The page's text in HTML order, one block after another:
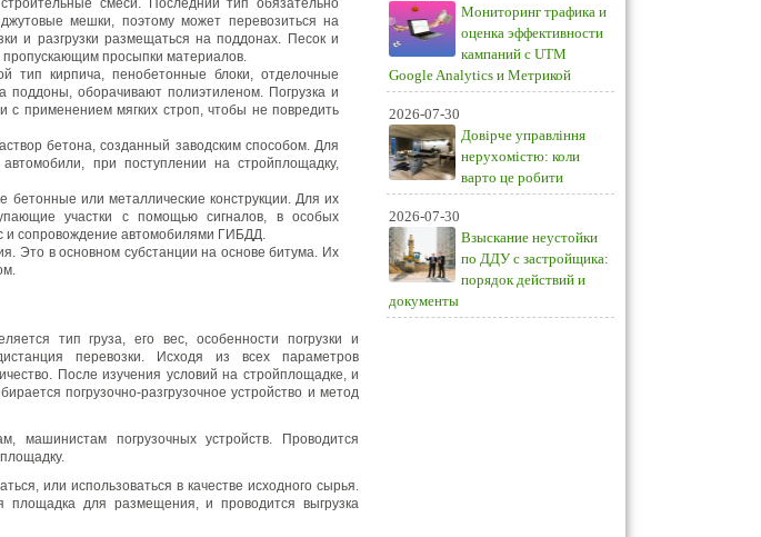
смеси. Последний тип обязательно
мешки, поэтому может перевозиться на
и разгрузки размещаться на поддонах. Песок и
пропускающим просыпки материалов.
тип кирпича, пенобетонные блоки, отделочные
оборачивают полиэтиленом. Погрузка и
с применением мягких строп, чтобы не повредить
бетона, созданный заводским способом. Для
при поступлении на стройплощадку,
бетонные или металлические конструкции. Для их
участки с помощью сигналов, в особых
и сопровождение автомобилями ГИБДД.
Это в основном субстанции на основе битума. Их
тип груза, его вес, особенности погрузки и
перевозки. Исходя из всех параметров
После изучения условий на стройплощадке, и
погрузочно-разгрузочное устройство и метод
машинистам погрузочных устройств. Проводится
или использоваться в качестве исходного сырья.
площадка для размещения, и проводится выгрузка
Мониторинг трафика и
оценка эффективности
кампаний с UTM
Google Analytics и Метрикой
2026-07-30
Довірче управління
нерухомістю: коли
варто це робити
2026-07-30
Взыскание неустойки
по ДДУ с застройщика:
порядок действий и
документы